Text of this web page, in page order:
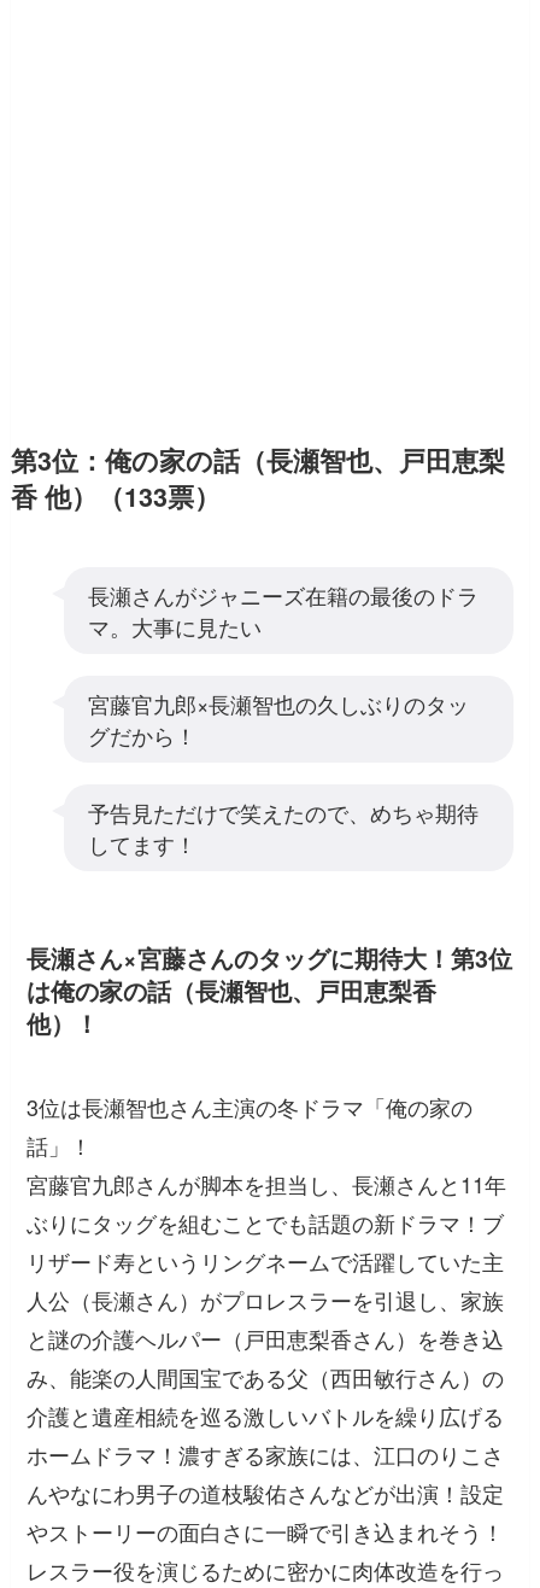
第3位：俺の家の話（長瀬智也、戸田恵梨
香 他）（133票）
長瀬さんがジャニーズ在籍の最後のドラ
マ。大事に見たい
宮藤官九郎×長瀬智也の久しぶりのタッ
グだから！
予告見ただけで笑えたので、めちゃ期待
してます！
長瀬さん×宮藤さんのタッグに期待大！第3位
は俺の家の話（長瀬智也、戸田恵梨香
他）！
3位は長瀬智也さん主演の冬ドラマ「俺の家の
話」！
宮藤官九郎さんが脚本を担当し、長瀬さんと11年
ぶりにタッグを組むことでも話題の新ドラマ！ブ
リザード寿というリングネームで活躍していた主
人公（長瀬さん）がプロレスラーを引退し、家族
と謎の介護ヘルパー（戸田恵梨香さん）を巻き込
み、能楽の人間国宝である父（西田敏行さん）の
介護と遺産相続を巡る激しいバトルを繰り広げる
ホームドラマ！濃すぎる家族には、江口のりこさ
んやなにわ男子の道枝駿佑さんなどが出演！設定
やストーリーの面白さに一瞬で引き込まれそう！
レスラー役を演じるために密かに肉体改造を行っ